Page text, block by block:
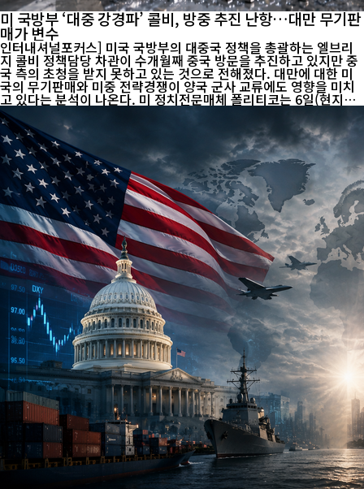
미 국방부 ‘대중 강경파’ 콜비, 방중 추진 난항…대만 무기판
매가 변수
인터내셔널포커스] 미국 국방부의 대중국 정책을 총괄하는 엘브리
지 콜비 정책담당 차관이 수개월째 중국 방문을 추진하고 있지만 중
국 측의 초청을 받지 못하고 있는 것으로 전해졌다. 대만에 대한 미
국의 무기판매와 미중 전략경쟁이 양국 군사 교류에도 영향을 미치
고 있다는 분석이 나온다. 미 정치전문매체 폴리티코는 6일(현지시
간) 복수의 소식통을 인용해 콜비 차관이 중국 방문을 적극 추진해
왔으며, 미 국방부 관계자들을 통해 중국 측에 관련 의사를 전달했다
고 보도했다. 방중이 성사될 경우 중국 국방대학에서 연설하는 방안
도 검토한 것으로 알려졌다. 콜비 차관은 관세와 수출통제, 대만해협
과 남중국해 문제 등으로 긴장이 이어지는 상황에서 중국 군 당국과
의 소통 확대를 모색하고 있는 것으로 전해졌다. 그러나 현재까지 중
국 측은 그의 방중 요청에 뚜렷한 호응을 보이지 않은 것으로 알려졌
다. ...